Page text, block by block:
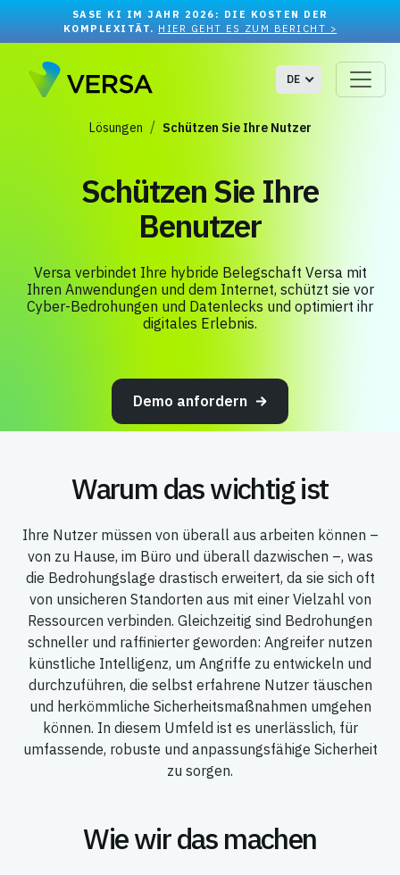
SASE KI IM JAHR 2026: DIE KOSTEN DER
KOMPLEXITÄT. HIER GEHT ES ZUM BERICHT >
DE
Lösungen Schützen Sie Ihre Nutzer
Schützen Sie Ihre
Benutzer
Versa verbindet Ihre hybride Belegschaft Versa mit
Ihren Anwendungen und dem Internet, schützt sie vor
Cyber-Bedrohungen und Datenlecks und optimiert ihr
digitales Erlebnis.
Demo anfordern
Warum das wichtig ist
Ihre Nutzer müssen von überall aus arbeiten können –
von zu Hause, im Büro und überall dazwischen –, was
die Bedrohungslage drastisch erweitert, da sie sich oft
von unsicheren Standorten aus mit einer Vielzahl von
Ressourcen verbinden. Gleichzeitig sind Bedrohungen
schneller und raffinierter geworden: Angreifer nutzen
künstliche Intelligenz, um Angriffe zu entwickeln und
durchzuführen, die selbst erfahrene Nutzer täuschen
und herkömmliche Sicherheitsmaßnahmen umgehen
können. In diesem Umfeld ist es unerlässlich, für
umfassende, robuste und anpassungsfähige Sicherheit
zu sorgen.
Wie wir das machen